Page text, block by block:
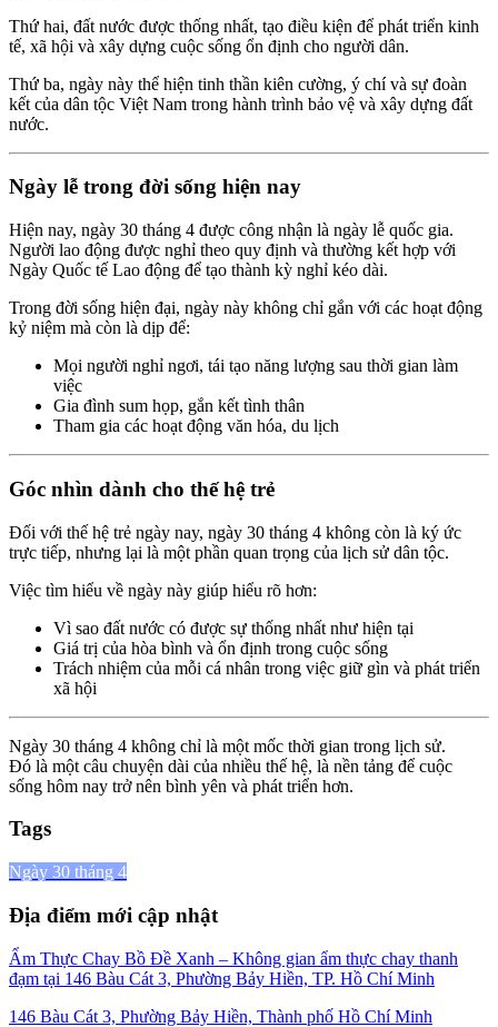
Thứ hai, đất nước được thống nhất, tạo điều kiện để phát triển kinh
tế, xã hội và xây dựng cuộc sống ổn định cho người dân.
Thứ ba, ngày này thể hiện tinh thần kiên cường, ý chí và sự đoàn
kết của dân tộc Việt Nam trong hành trình bảo vệ và xây dựng đất
nước.
Ngày lễ trong đời sống hiện nay
Hiện nay, ngày 30 tháng 4 được công nhận là ngày lễ quốc gia.
Người lao động được nghỉ theo quy định và thường kết hợp với
Ngày Quốc tế Lao động để tạo thành kỳ nghỉ kéo dài.
Trong đời sống hiện đại, ngày này không chỉ gắn với các hoạt động
kỷ niệm mà còn là dịp để:
Mọi người nghỉ ngơi, tái tạo năng lượng sau thời gian làm
việc
Gia đình sum họp, gắn kết tình thân
Tham gia các hoạt động văn hóa, du lịch
Góc nhìn dành cho thế hệ trẻ
Đối với thế hệ trẻ ngày nay, ngày 30 tháng 4 không còn là ký ức
trực tiếp, nhưng lại là một phần quan trọng của lịch sử dân tộc.
Việc tìm hiểu về ngày này giúp hiểu rõ hơn:
Vì sao đất nước có được sự thống nhất như hiện tại
Giá trị của hòa bình và ổn định trong cuộc sống
Trách nhiệm của mỗi cá nhân trong việc giữ gìn và phát triển
xã hội
Ngày 30 tháng 4 không chỉ là một mốc thời gian trong lịch sử.
Đó là một câu chuyện dài của nhiều thế hệ, là nền tảng để cuộc
sống hôm nay trở nên bình yên và phát triển hơn.
Tags
Ngày 30 tháng 4
Địa điểm mới cập nhật
Ẩm Thực Chay Bồ Đề Xanh – Không gian ẩm thực chay thanh
đạm tại 146 Bàu Cát 3, Phường Bảy Hiền, TP. Hồ Chí Minh
146 Bàu Cát 3, Phường Bảy Hiền, Thành phố Hồ Chí Minh